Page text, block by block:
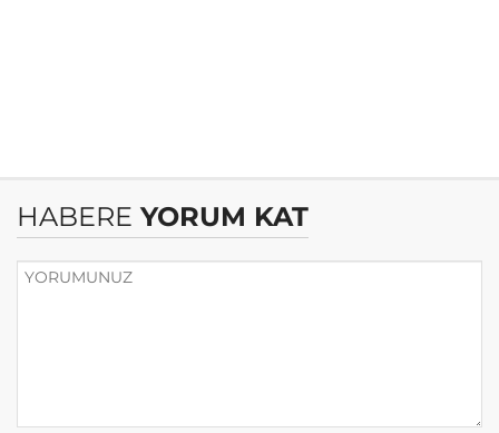
HABERE YORUM KAT